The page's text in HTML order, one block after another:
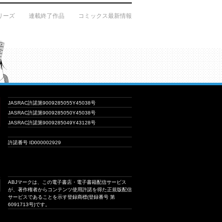
ーズ 連載終了作品 コミックス最新情報
JASRAC許諾第9009285055Y45038号
JASRAC許諾第9009285050Y45038号
JASRAC許諾第9009285049Y43128号
許諾番号 ID000002929
ABJマークは、この電子書店・電子書籍配信サービス
が、著作権者からコンテンツ使用許諾を得た正規版配信
サービスであることを示す登録商標(登録番号 第
6091713号)です。